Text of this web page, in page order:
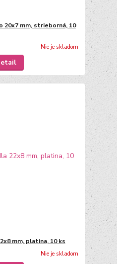
20x7 mm, strieborná, 10
Nie je skladom
mm, platina, 10 ks
Nie je skladom